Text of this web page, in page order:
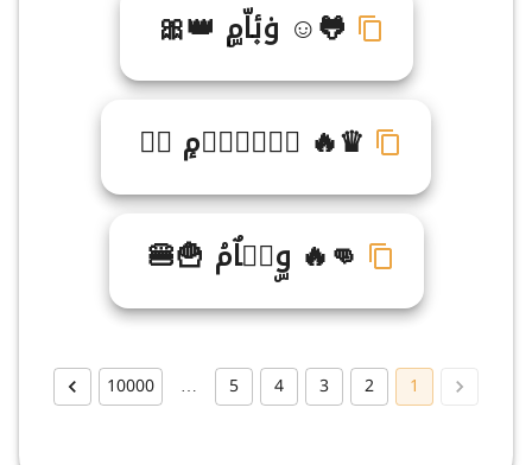
🐸☺ و۟ئ۪اّمۣ 👑🎀
♛🔥 وࣸئࣴاࣺمٕ ☯♨
👊🔥 وۣئࣵاٌمۘ 🍟🍔
1
2
3
4
5
…
10000